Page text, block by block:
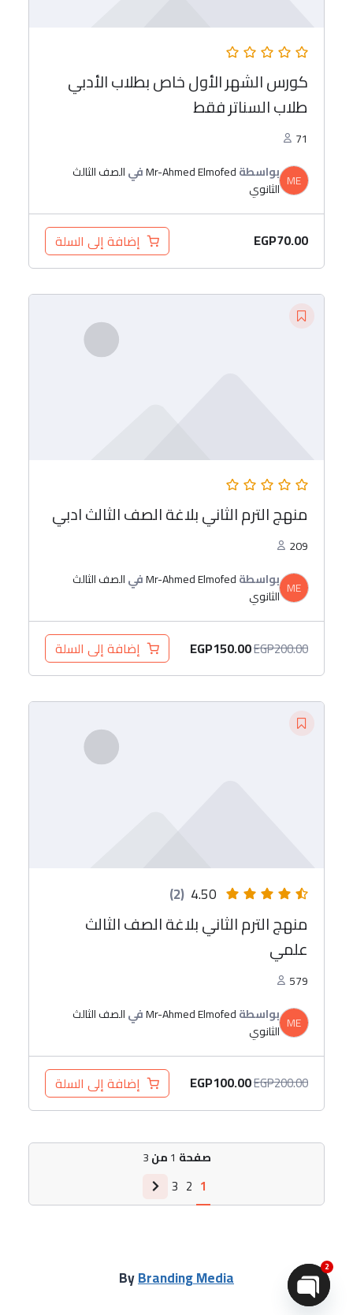
كورس الشهر الأول خاص بطلاب الأدبي
طلاب السناتر فقط
71
ME بواسطةMr-Ahmed Elmofedفيالصف الثالث
الثانوي
EGP70.00 إضافة إلى السلة
منهج الترم الثاني بلاغة الصف الثالث ادبي
209
ME بواسطةMr-Ahmed Elmofedفيالصف الثالث
الثانوي
EGP200.00
EGP150.00 إضافة إلى السلة
4.50
(2)
منهج الترم الثاني بلاغة الصف الثالث
علمي
579
ME بواسطةMr-Ahmed Elmofedفيالصف الثالث
الثانوي
EGP200.00
EGP100.00 إضافة إلى السلة
صفحة 1من3
1
2
3
ByBranding Media 2